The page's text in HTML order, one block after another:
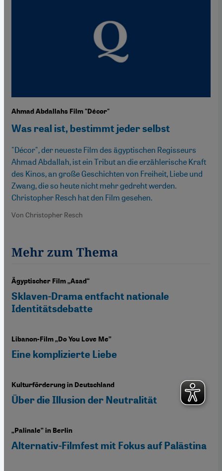
Ahmad Abdallahs Film "Décor"
Was real ist, bestimmt jeder selbst
"Décor", der neueste Film des ägyptischen Regisseurs
Ahmad Abdallah, ist ein Tribut an die erzählerische Kraft
des Kinos, an große Geschichten von Freiheit, Liebe und
Zwang, die so heute nicht mehr gedreht werden.
Christopher Resch hat den Film gesehen.
Von Christopher Resch
Mehr zum Thema
Ägyptischer Film „Asad“
Sklaven-Drama entfacht nationale
Identitätsdebatte
Libanon-Film „Do You Love Me”
Eine komplizierte Liebe
Kulturförderung in Deutschland
Über die Illusion der Neutralität
„Palinale” in Berlin
Alternativ-Filmfest mit Fokus auf Palästina